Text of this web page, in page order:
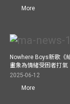
More
Nowhere Boys新歌《
畫象為情緒受困者打氣
2025-06-12
More